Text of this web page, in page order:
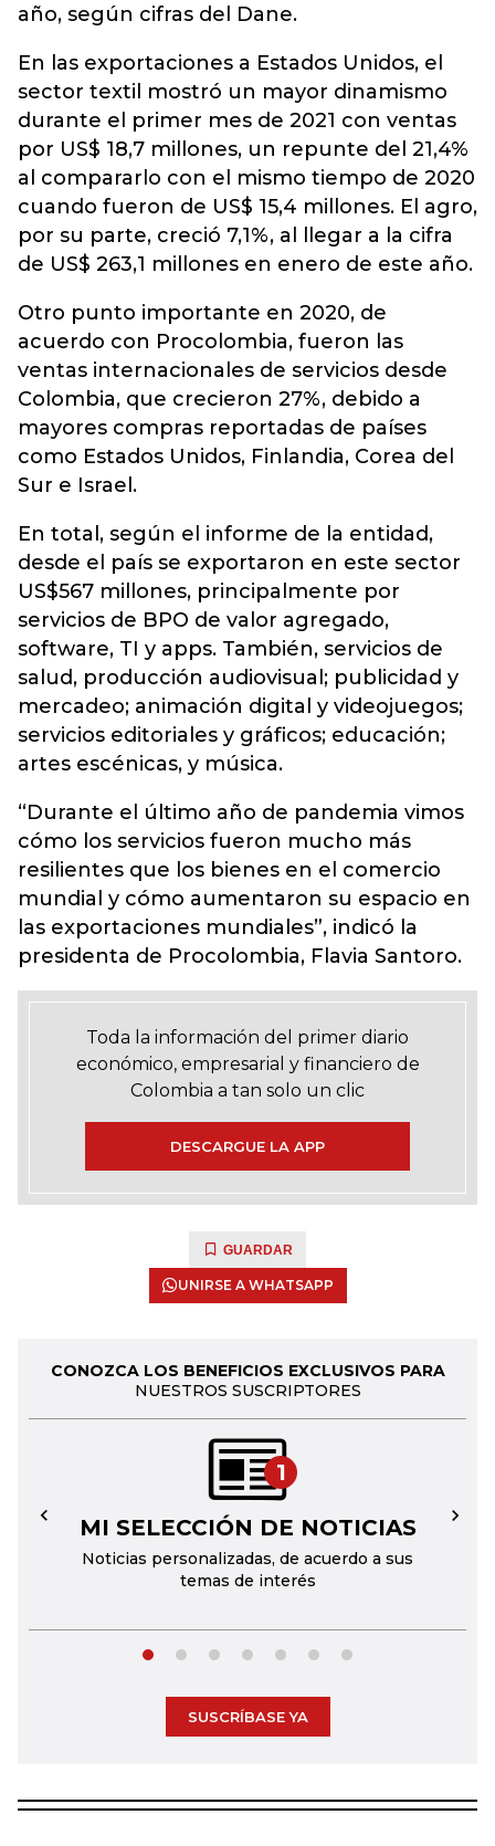
año, según cifras del Dane.
En las exportaciones a Estados Unidos, el
sector textil mostró un mayor dinamismo
durante el primer mes de 2021 con ventas
por US$ 18,7 millones, un repunte del 21,4%
al compararlo con el mismo tiempo de 2020
cuando fueron de US$ 15,4 millones. El agro,
por su parte, creció 7,1%, al llegar a la cifra
de US$ 263,1 millones en enero de este año.
Otro punto importante en 2020, de
acuerdo con Procolombia, fueron las
ventas internacionales de servicios desde
Colombia, que crecieron 27%, debido a
mayores compras reportadas de países
como Estados Unidos, Finlandia, Corea del
Sur e Israel.
En total, según el informe de la entidad,
desde el país se exportaron en este sector
US$567 millones, principalmente por
servicios de BPO de valor agregado,
software, TI y apps. También, servicios de
salud, producción audiovisual; publicidad y
mercadeo; animación digital y videojuegos;
servicios editoriales y gráficos; educación;
artes escénicas, y música.
“Durante el último año de pandemia vimos
cómo los servicios fueron mucho más
resilientes que los bienes en el comercio
mundial y cómo aumentaron su espacio en
las exportaciones mundiales”, indicó la
presidenta de Procolombia, Flavia Santoro.
Toda la información del primer diario
económico, empresarial y financiero de
Colombia a tan solo un clic
DESCARGUE LA APP
GUARDAR
UNIRSE A WHATSAPP
CONOZCA LOS BENEFICIOS EXCLUSIVOS PARA
NUESTROS SUSCRIPTORES
1
MI SELECCIÓN DE NOTICIAS
Noticias personalizadas, de acuerdo a sus
temas de interés
← →
SUSCRÍBASE YA